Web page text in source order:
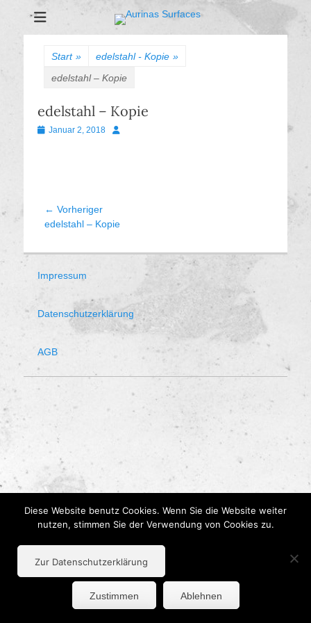
Aurinas Surfaces
Oberflächen Manufaktur
Start » edelstahl - Kopie »
edelstahl – Kopie
edelstahl – Kopie
Veröffentlicht
Januar 2, 2018 Autor
Beitragsnavigation
← Vorheriger
Vorheriger
edelstahl – Kopie
Impressum
Datenschutzerklärung
AGB
Diese Website benutz Cookies. Wenn Sie die Website weiter
nutzen, stimmen Sie der Verwendung von Cookies zu.
Zur Datenschutzerklärung
Zustimmen Ablehnen